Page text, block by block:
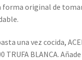
forma original de
una vez cocida,
TRUFA BLANCA.